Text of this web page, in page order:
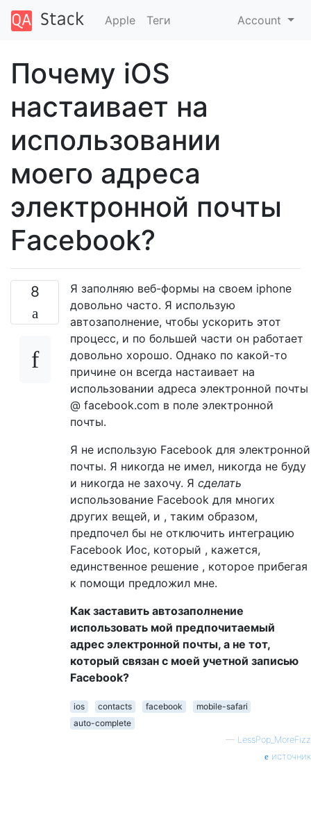
Apple Теги Account
Почему iOS
настаивает на
использовании
моего адреса
электронной почты
Facebook?
8
Я заполняю веб-формы на своем iphone
довольно часто. Я использую
автозаполнение, чтобы ускорить этот
процесс, и по большей части он работает
довольно хорошо. Однако по какой-то
причине он всегда настаивает на
использовании адреса электронной почты
@ facebook.com в поле электронной
почты.
Я не использую Facebook для электронной
почты. Я никогда не имел, никогда не буду
и никогда не захочу. Я сделать
использование Facebook для многих
других вещей, и , таким образом,
предпочел бы не отключить интеграцию
Facebook Иос, который , кажется,
единственное решение , которое прибегая
к помощи предложил мне.
Как заставить автозаполнение
использовать мой предпочитаемый
адрес электронной почты, а не тот,
который связан с моей учетной записью
Facebook?
ios contacts facebook
mobile-safari
auto-complete
— LessPop_MoreFizz
источник